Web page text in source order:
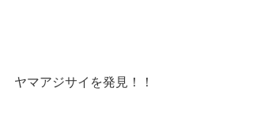
ヤマアジサイを発見！！